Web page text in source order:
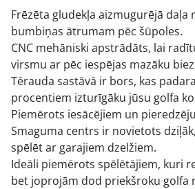
Frēzēta gludekļa aizmugurējā daļa
bumbiņas ātrumam pēc šūpoles.
CNC mehāniski apstrādāts, lai
virsmu ar pēc iespējas mazāku
Tērauda sastāvā ir bors, kas
procentiem izturīgāku jūsu golfa
Piemērots iesācējiem un
Smaguma centrs ir novietots
spēlēt ar garajiem dzelžiem.
Ideāli piemērots spēlētājiem, kuri
bet joprojām dod priekšroku golfa